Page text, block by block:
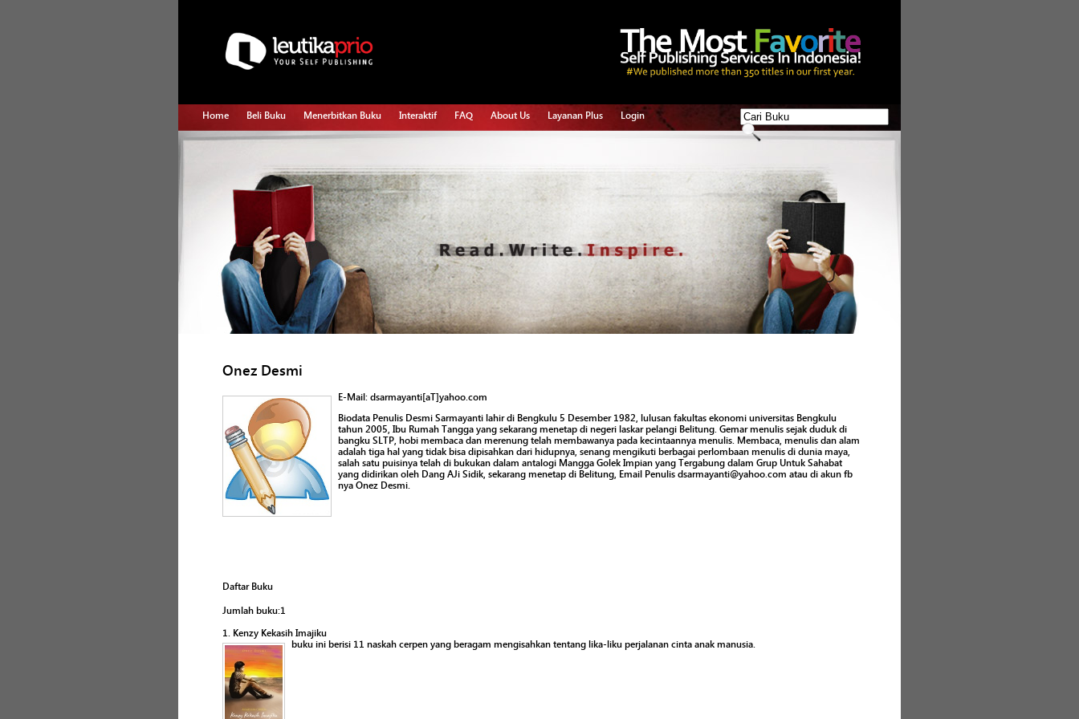
Home Beli Buku Menerbitkan Buku Interaktif FAQ About Us Layanan Plus Login
Onez Desmi
E-Mail: dsarmayanti[aT]yahoo.com
Biodata Penulis Desmi Sarmayanti lahir di Bengkulu 5 Desember 1982, lulusan fakultas ekonomi universitas Bengkulu
tahun 2005, Ibu Rumah Tangga yang sekarang menetap di negeri laskar pelangi Belitung. Gemar menulis sejak duduk di
bangku SLTP, hobi membaca dan merenung telah membawanya pada kecintaannya menulis. Membaca, menulis dan alam
adalah tiga hal yang tidak bisa dipisahkan dari hidupnya, senang mengikuti berbagai perlombaan menulis di dunia maya,
salah satu puisinya telah di bukukan dalam antalogi Mangga Golek Impian yang Tergabung dalam Grup Untuk Sahabat
yang didirikan oleh Dang AJi Sidik, sekarang menetap di Belitung, Email Penulis dsarmayanti@yahoo.com atau di akun fb
nya Onez Desmi.
Daftar Buku
Jumlah buku:1
1. Kenzy Kekasih Imajiku
buku ini berisi 11 naskah cerpen yang beragam mengisahkan tentang lika-liku perjalanan cinta anak manusia.